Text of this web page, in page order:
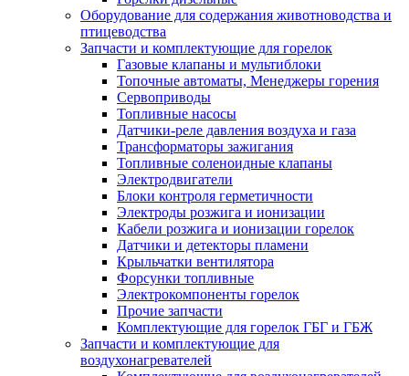
Оборудование для содержания животноводства и
птицеводства
Запчасти и комплектующие для горелок
Газовые клапаны и мультиблоки
Топочные автоматы, Менеджеры горения
Сервоприводы
Топливные насосы
Датчики-реле давления воздуха и газа
Трансформаторы зажигания
Топливные соленоидные клапаны
Электродвигатели
Блоки контроля герметичности
Электроды розжига и ионизации
Кабели розжига и ионизации горелок
Датчики и детекторы пламени
Крыльчатки вентилятора
Форсунки топливные
Электрокомпоненты горелок
Прочие запчасти
Комплектующие для горелок ГБГ и ГБЖ
Запчасти и комплектующие для
воздухонагревателей